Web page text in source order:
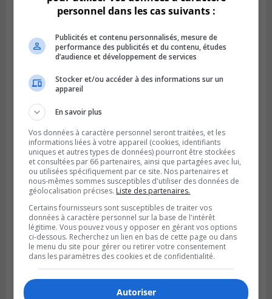
à Brossard
Publié le 1 août 2026 à 16h03
Le Festival Kaput propose des activités
récupératrices
personnel dans les cas suivants :
Publicités et contenu personnalisés, mesure de
performance des publicités et du contenu, études
d’audience et développement de services
Stocker et/ou accéder à des informations sur un
appareil
En savoir plus
Vos données à caractère personnel seront traitées, et les
informations liées à votre appareil (cookies, identifiants
uniques et autres types de données) pourront être stockées
et consultées par 66 partenaires, ainsi que partagées avec lui,
ou utilisées spécifiquement par ce site. Nos partenaires et
nous-mêmes sommes susceptibles d'utiliser des données de
géolocalisation précises. Liste des partenaires.
Certains fournisseurs sont susceptibles de traiter vos
données à caractère personnel sur la base de l'intérêt
légitime. Vous pouvez vous y opposer en gérant vos options
ci-dessous. Recherchez un lien en bas de cette page ou dans
le menu du site pour gérer ou retirer votre consentement
dans les paramètres des cookies et de confidentialité.
Autoriser